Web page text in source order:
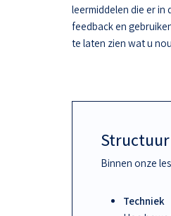
leermiddelen die er in
feedback en
te laten zien wat u
Binnen onze
Techniek